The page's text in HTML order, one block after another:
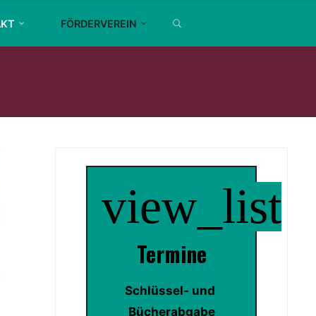
FÖRDERVEREIN
view_list
Termine
Schlüssel- und
Bücherabgabe